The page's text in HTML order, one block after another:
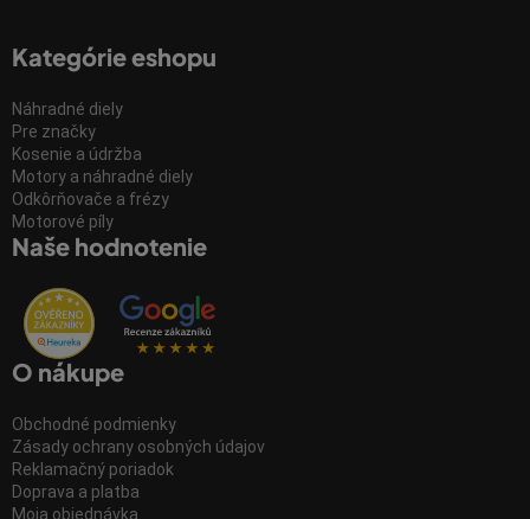
Kategórie eshopu
Náhradné diely
Pre značky
Kosenie a údržba
Motory a náhradné diely
Odkôrňovače a frézy
Motorové píly
Naše hodnotenie
O nákupe
Obchodné podmienky
Zásady ochrany osobných údajov
Reklamačný poriadok
Doprava a platba
Moja objednávka